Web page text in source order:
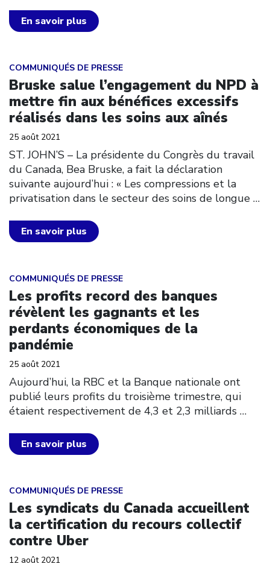
En savoir plus
COMMUNIQUÉS DE PRESSE
Bruske salue l’engagement du NPD à
mettre fin aux bénéfices excessifs
réalisés dans les soins aux aînés
25 août 2021
ST. JOHN’S – La présidente du Congrès du travail
du Canada, Bea Bruske, a fait la déclaration
suivante aujourd’hui : « Les compressions et la
privatisation dans le secteur des soins de longue …
En savoir plus
Click to open the link
COMMUNIQUÉS DE PRESSE
Les profits record des banques
révèlent les gagnants et les
perdants économiques de la
pandémie
25 août 2021
Aujourd’hui, la RBC et la Banque nationale ont
publié leurs profits du troisième trimestre, qui
étaient respectivement de 4,3 et 2,3 milliards …
En savoir plus
Click to open the link
COMMUNIQUÉS DE PRESSE
Les syndicats du Canada accueillent
la certification du recours collectif
contre Uber
12 août 2021
Click to open the link